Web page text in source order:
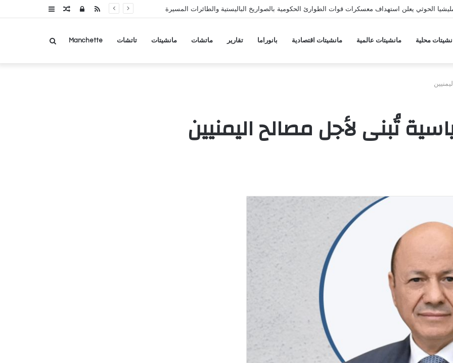
الحوثي يعلن استهداف معسكرات قوات الطوارئ الحكومية بالصواريخ الباليستية والطائرات المسيرة عمودمقالتسجيلRSS
محلية مانشيتات عالمية مانشيتات اقتصادية بانوراما تقارير ماتشات مانشيتات تاتشات Manchette بحث
تُبنى لأجل مصالح اليمنيين